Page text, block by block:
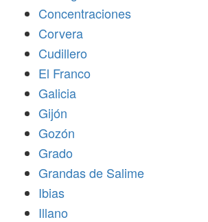
Concentraciones
Corvera
Cudillero
El Franco
Galicia
Gijón
Gozón
Grado
Grandas de Salime
Ibias
Illano